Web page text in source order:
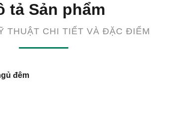
tả Sản phẩm
THUẬT CHI TIẾT VÀ ĐẶC ĐIỂM
đêm